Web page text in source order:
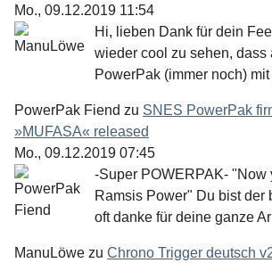
Mo., 09.12.2019 11:54
Hi, lieben Dank für dein
wieder cool zu sehen, dass
PowerPak (immer noch) mit
PowerPak Fiend zu SNES PowerPak
»MUFASA« released
Mo., 09.12.2019 07:45
-Super POWERPAK- "Now
Ramsis Power" Du bist der
oft danke für deine ganze Ar
ManuLöwe zu Chrono Trigger deutsch